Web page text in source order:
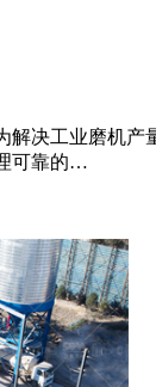
解决工业磨机
可靠的…